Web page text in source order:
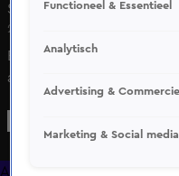
Seizoen 4, aflevering 84
22 dec 2022, 19:59
Bekijk aflevering 84 van
aflevering is uitgezonden
NET5. Lingo is een
Afleveringen
Functioneel & Essentieel
Analytisch
Advertising &
Marketing & Social media